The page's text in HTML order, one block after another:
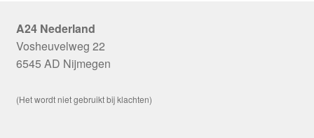
A24 Nederland
Vosheuvelweg 22
6545 AD Nijmegen
(Het wordt niet gebruikt bij klachten)